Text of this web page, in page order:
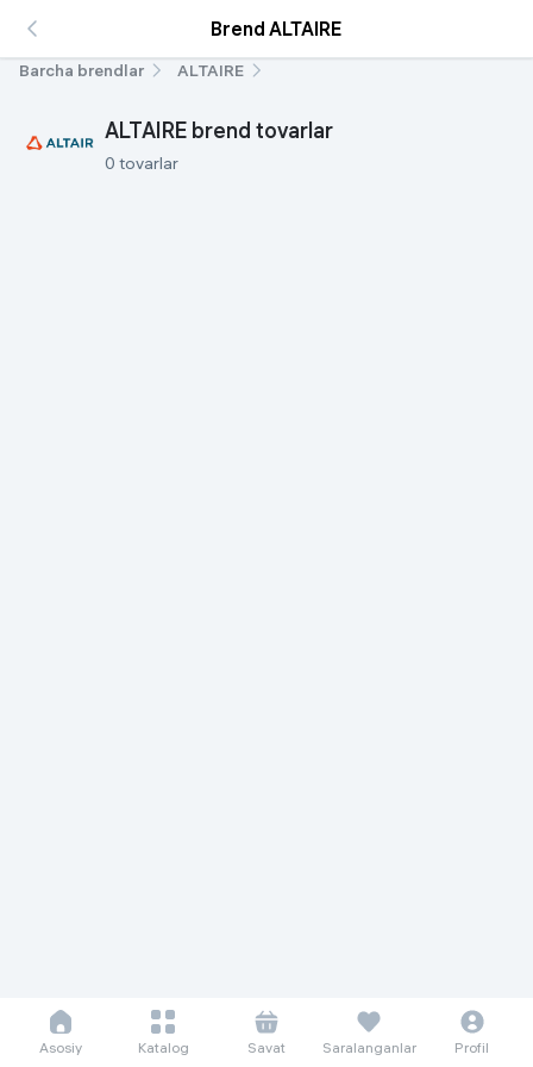
Brend ALTAIRE
Barcha brendlar ALTAIRE
ALTAIRE brend tovarlar
0 tovarlar
Asosiy Katalog Savat Saralanganlar Profil